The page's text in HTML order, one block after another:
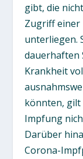
gibt, die
Zugriff einer
unterliegen.
dauerhaften
Krankheit
könnten, gilt
Impfung
Darüber
Corona-